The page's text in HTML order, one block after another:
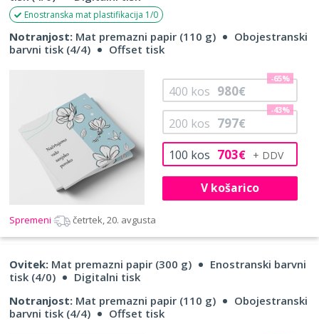
Enostranska mat plastifikacija 1/0
Notranjost: Mat premazni papir (110 g)
Obojestranski
barvni tisk (4/4)
Offset tisk
100 kos 703€
200 kos 797€
-43%
400 kos 980€
-65%
V košarico
Spremeni četrtek, 20. avgusta
Ovitek: Mat premazni papir (300 g)
Enostranski barvni
tisk (4/0)
Digitalni tisk
Notranjost: Mat premazni papir (110 g)
Obojestranski
barvni tisk (4/4)
Offset tisk